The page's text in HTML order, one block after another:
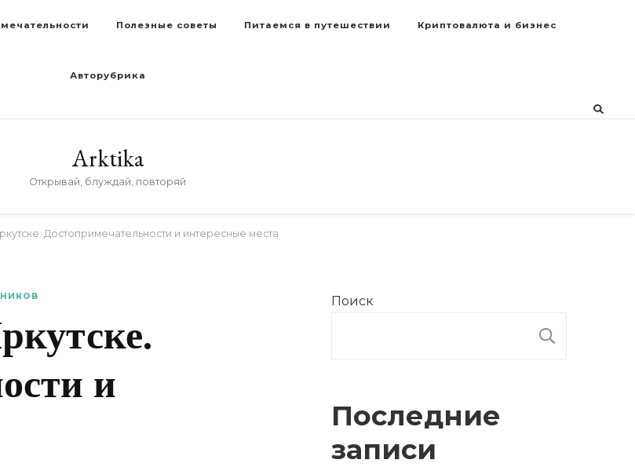
Полезные советы Питаемся в путешествии Криптовалюта и бизнес
Авторубрика
Arktika
Открывай, блуждай, повторяй
Достопримечательности и интересные места
и
Поиск
Последние
записи